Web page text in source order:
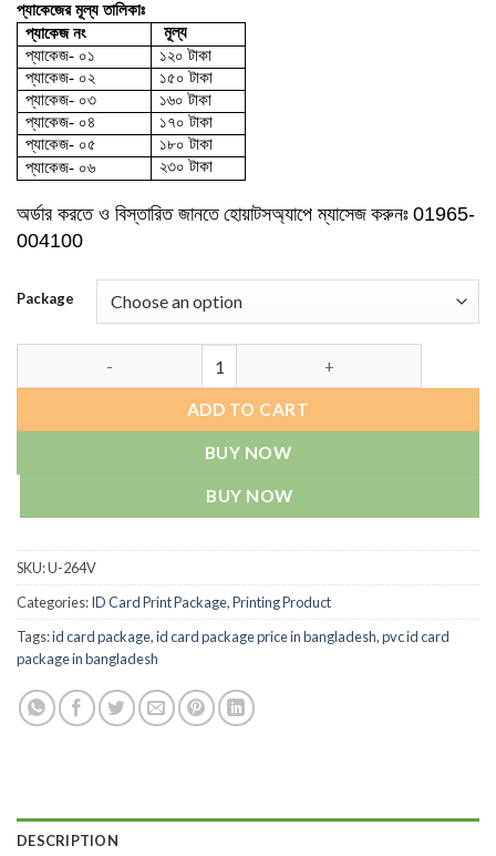
120.00৳
through
230.00৳
প্যাকেজের মূল্য তালিকাঃ
প্যাকেজ নং
মূল্য
প্যাকেজ- ০১
১২০ টাকা
প্যাকেজ- ০২
১৫০ টাকা
প্যাকেজ- ০৩
১৬০ টাকা
প্যাকেজ- ০৪
১৭০ টাকা
প্যাকেজ- ০৫
১৮০ টাকা
প্যাকেজ- ০৬
২৩০ টাকা
অর্ডার করতে ও বিস্তারিত জানতে হোয়াটসঅ্যাপে ম্যাসেজ করুনঃ 01965-
004100
Package
ADD TO CART
BUY NOW
BUY NOW
SKU:U-264V
Categories:ID Card Print Package,Printing Product
Tags:id card package,id card package price in bangladesh,pvc id card
package in bangladesh
DESCRIPTION